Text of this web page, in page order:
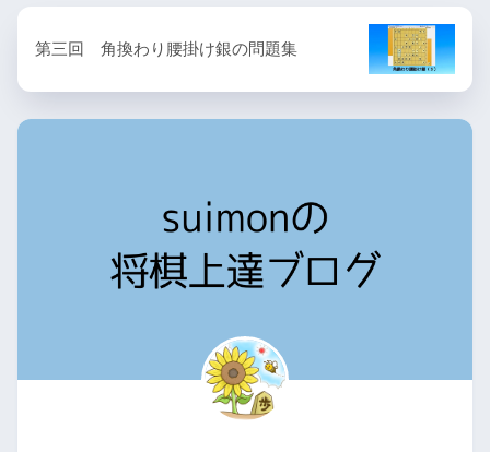
第三回 角換わり腰掛け銀の問題集